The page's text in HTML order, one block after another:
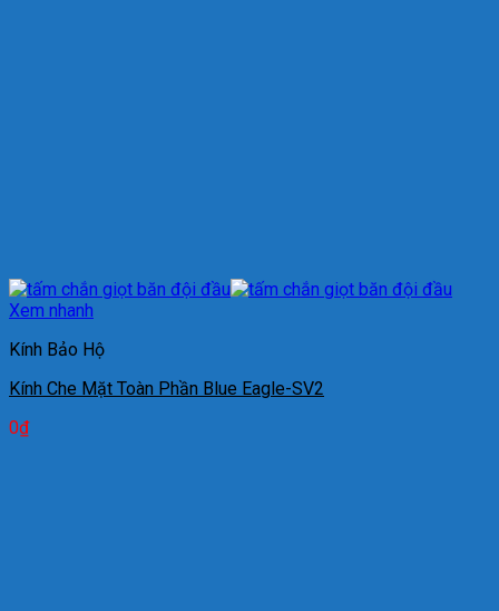
Xem nhanh
Kính Bảo Hộ
Kính Che Mặt Toàn Phần Blue Eagle-SV2
0₫